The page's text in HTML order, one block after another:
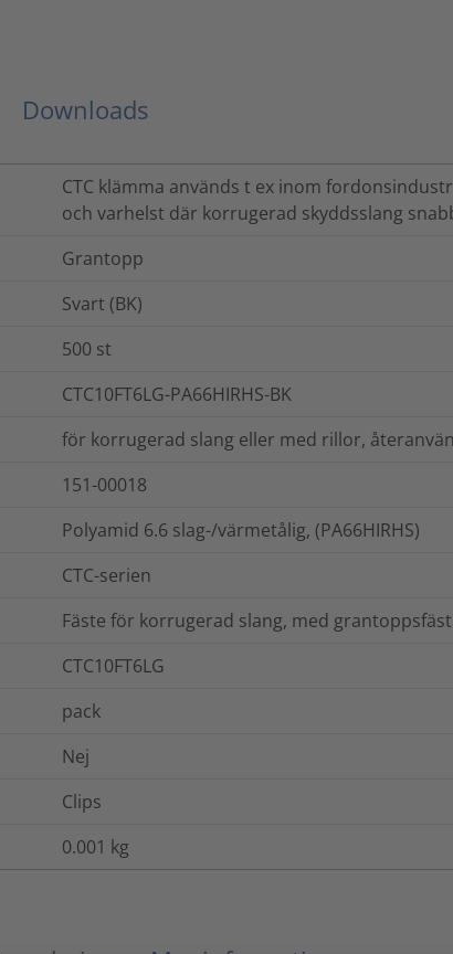
Downloads
CTC klämma används t ex inom
och varhelst där korrugerad skyddsslang
Grantopp
Svart (BK)
500 st
CTC10FT6LG-PA66HIRHS-BK
för korrugerad slang eller med rillor,
151-00018
Polyamid 6.6 slag-/värmetålig, (PA66HIRHS)
CTC-serien
Fäste för korrugerad slang, med
CTC10FT6LG
pack
Nej
Clips
0.001 kg